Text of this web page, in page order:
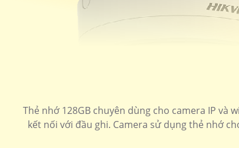
Thẻ nhớ 128GB chuyên dùng cho camera IP
kết nối với đầu ghi. Camera sử dụng thẻ nhớ